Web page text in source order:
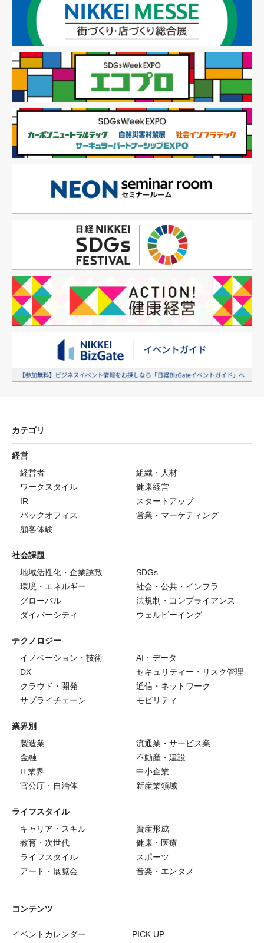
カテゴリ
経営
経営者
組織・人材
ワークスタイル
健康経営
IR
スタートアップ
バックオフィス
営業・マーケティング
顧客体験
社会課題
地域活性化・企業誘致
SDGs
環境・エネルギー
社会・公共・インフラ
グローバル
法規制・コンプライアンス
ダイバーシティ
ウェルビーイング
テクノロジー
イノベーション・技術
AI・データ
DX
セキュリティー・リスク管理
クラウド・開発
通信・ネットワーク
サプライチェーン
モビリティ
業界別
製造業
流通業・サービス業
金融
不動産・建設
IT業界
中小企業
官公庁・自治体
新産業領域
ライフスタイル
キャリア・スキル
資産形成
教育・次世代
健康・医療
ライフスタイル
スポーツ
アート・展覧会
音楽・エンタメ
コンテンツ
イベントカレンダー
PICK UP